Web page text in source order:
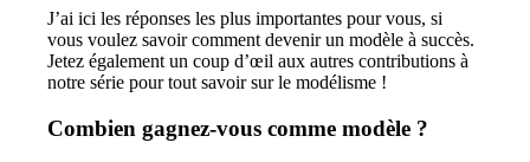
J’ai ici les réponses les plus importantes pour vous, si
vous voulez savoir comment devenir un modèle à succès.
Jetez également un coup d’œil aux autres contributions à
notre série pour tout savoir sur le modélisme !
Combien gagnez-vous comme modèle ?